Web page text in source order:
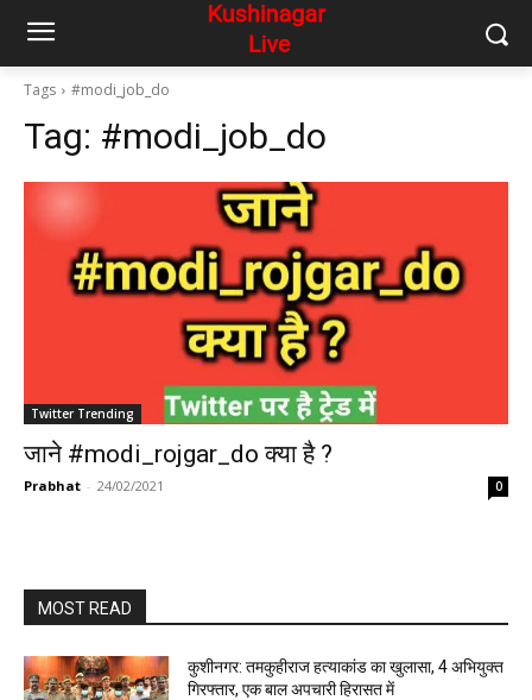
Tags #modi_job_do
Tag: #modi_job_do
Twitter Trending
जाने #modi_rojgar_do क्या है ?
Prabhat - 24/02/2021 0
MOST READ
कुशीनगर: तमकुहीराज हत्याकांड का खुलासा, 4 अभियुक्त
गिरफ्तार, एक बाल अपचारी हिरासत में